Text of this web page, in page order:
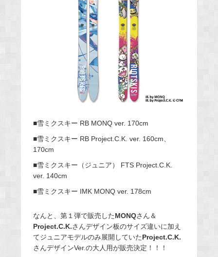
■雪ミクスキー RB MONQ ver. 170cm
■雪ミクスキー RB Project.C.K. ver. 160cm、
170cm
■雪ミクスキー（ジュニア） FTS Project.C.K.
ver. 140cm
■雪ミクスキー IMK MONQ ver. 178cm
なんと、第１弾で販売したMONQさん＆
Project.C.K.さんデザイン板のサイズ違いに加え
てジュニアモデルのみ展開していたProject.C.K.
さんデザインVer.の大人用が販売決定！！！